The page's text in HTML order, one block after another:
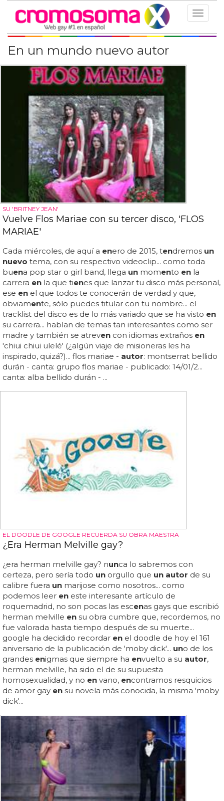
Toggle
En un mundo nuevo autor
SU 'BRITNEY JEAN'
Vuelve Flos Mariae con su tercer disco, 'FLOS
MARIAE'
Cada miércoles, de aquí a enero de 2015, tendremos un
nuevo tema, con su respectivo videoclip... como toda
buena pop star o girl band, llega un momento en la
carrera en la que tienes que lanzar tu disco más personal,
ese en el que todos te conocerán de verdad y que,
obviamente, sólo puedes titular con tu nombre... el
tracklist del disco es de lo más variado que se ha visto en
su carrera... hablan de temas tan interesantes como ser
madre y también se atreven con idiomas extraños en
'chiui chiui ulelé' (¿algún viaje de misioneras les ha
inspirado, quizá?)... flos mariae - autor: montserrat bellido
durán - canta: grupo flos mariae - publicado: 14/01/2...
canta: alba bellido durán - ...
EL DOODLE DE GOOGLE RECUERDA SU OBRA MAESTRA
¿Era Herman Melville gay?
¿era herman melville gay? nunca lo sabremos con
certeza, pero sería todo un orgullo que un autor de su
calibre fuera un marijose como nosotros... como
podemos leer en este interesante artículo de
roquemadrid, no son pocas las escenas gays que escribió
herman melville en su obra cumbre que, recordemos, no
fue valorada hasta tiempo después de su muerte...
google ha decidido recordar en el doodle de hoy el 161
aniversario de la publicación de 'moby dick'... uno de los
grandes enigmas que siempre ha envuelto a su autor,
herman melville, ha sido el de su supuesta
homosexualidad, y no en vano, encontramos resquicios
de amor gay en su novela más conocida, la misma 'moby
dick'...